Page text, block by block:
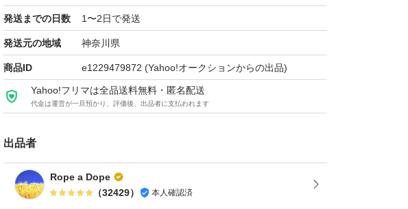
エアーコック位置、角度は多少のバラツキあります（写真はサン
プルですが ほぼ同等です）。 塩ビ管は部分的に印字あります。
塩ビ管 外径 18mm。 エアーコック部は内径4mmのソフトチュー
ブ(エアーチューブ、エアーホース)で接続可能です。
エアーコックはネジ締めしています。 キャップと共に接着はして
複数または他の分岐数をご希望の場合は質問欄からお問い合わせ
ください。 可能であれば作成して出品します。
接続ホース（Ｌ字型、ストレート）ご希望の場合は1個300円で同
発送までの日数 1〜2日で発送
発送元の地域 神奈川県
商品ID e1229479872 (Yahoo!オークションからの出品)
Yahoo!フリマは全品送料無料・匿名配送
代金は運営が一旦預かり、評価後、出品者に支払われます
出品者
Rope a Dope
（32429） 本人確認済